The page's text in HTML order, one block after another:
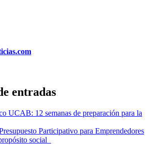
entradas
UCAB: 12 semanas de preparación para la
Participativo para Emprendedores
social